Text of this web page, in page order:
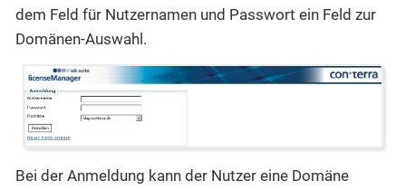
dem Feld für Nutzernamen und Passwort ein Feld zur
Domänen-Auswahl.
Bei der Anmeldung kann der Nutzer eine Domäne